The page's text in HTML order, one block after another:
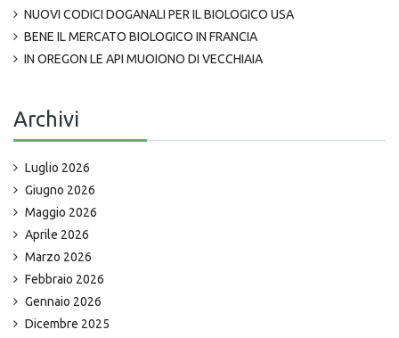
NUOVI CODICI DOGANALI PER IL BIOLOGICO USA
BENE IL MERCATO BIOLOGICO IN FRANCIA
IN OREGON LE API MUOIONO DI VECCHIAIA
Archivi
Luglio 2026
Giugno 2026
Maggio 2026
Aprile 2026
Marzo 2026
Febbraio 2026
Gennaio 2026
Dicembre 2025